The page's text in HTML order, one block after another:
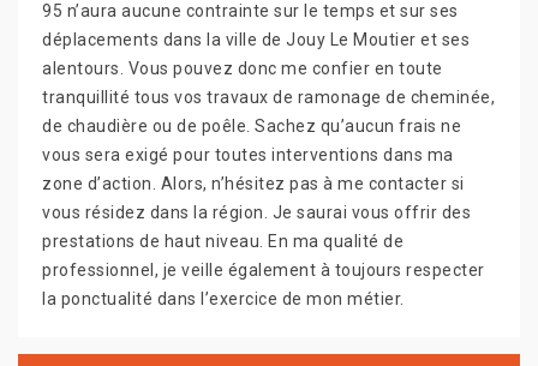
95 n’aura aucune contrainte sur le temps et sur ses
déplacements dans la ville de Jouy Le Moutier et ses
alentours. Vous pouvez donc me confier en toute
tranquillité tous vos travaux de ramonage de cheminée,
de chaudière ou de poêle. Sachez qu’aucun frais ne
vous sera exigé pour toutes interventions dans ma
zone d’action. Alors, n’hésitez pas à me contacter si
vous résidez dans la région. Je saurai vous offrir des
prestations de haut niveau. En ma qualité de
professionnel, je veille également à toujours respecter
la ponctualité dans l’exercice de mon métier.